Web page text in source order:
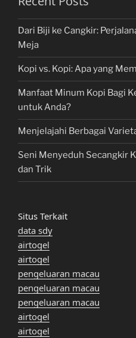
Dari Biji ke Cangkir:
Meja
Kopi vs. Kopi: Apa yang
Manfaat Minum Kopi Bagi
untuk Anda?
Menjelajahi Berbagai
Seni Menyeduh Secangkir
dan Trik
Situs Terkait
data sdy
airtogel
airtogel
pengeluaran macau
pengeluaran macau
pengeluaran macau
airtogel
airtogel